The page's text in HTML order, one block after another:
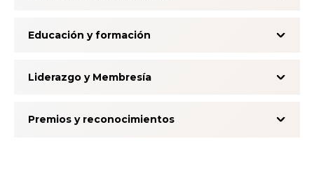
Educación y formación
Liderazgo y Membresía
Premios y reconocimientos